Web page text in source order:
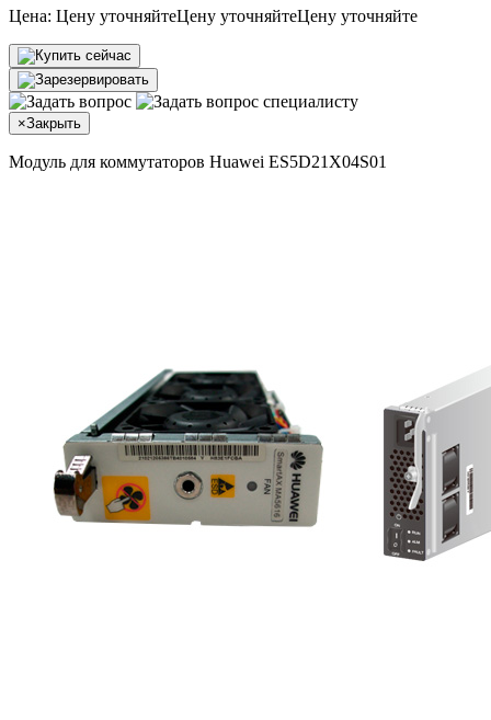
Цена: Цену уточняйтеЦену уточняйтеЦену уточняйте
×Закрыть
Модуль для коммутаторов Huawei ES5D21X04S01